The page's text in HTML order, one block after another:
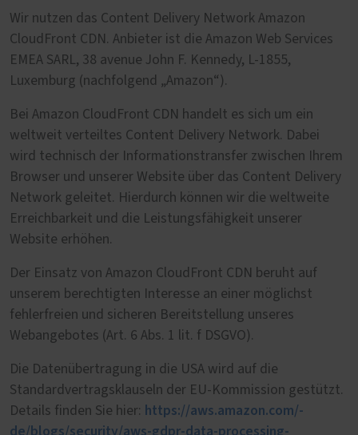
Wir nutzen das Content Delivery Network Amazon
CloudFront CDN. Anbieter ist die Amazon Web Services
EMEA SARL, 38 avenue John F. Kennedy, L-1855,
Luxemburg (nachfolgend „Amazon“).
Bei Amazon CloudFront CDN handelt es sich um ein
weltweit verteiltes Content Delivery Network. Dabei
wird technisch der Informationstransfer zwischen Ihrem
Browser und unserer Website über das Content Delivery
Network geleitet. Hierdurch können wir die weltweite
Erreichbarkeit und die Leistungsfähigkeit unserer
Website erhöhen.
Der Einsatz von Amazon CloudFront CDN beruht auf
unserem berechtigten Interesse an einer möglichst
fehlerfreien und sicheren Bereitstellung unseres
Webangebotes (Art. 6 Abs. 1 lit. f DSGVO).
Die Datenübertragung in die USA wird auf die
Standardvertragsklauseln der EU-Kommission gestützt.
Details finden Sie hier: https://aws.amazon.com/­